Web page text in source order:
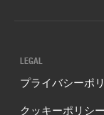
LEGAL
プライバシーポ
クッキーポリシー